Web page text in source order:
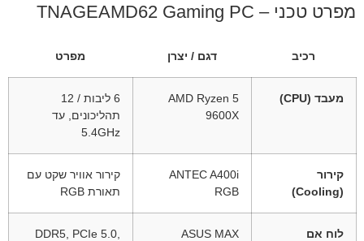
מפרט טכני – TNAGEAMD62 Gaming PC
רכיב דגם / יצרן מפרט
מעבד (CPU)
AMD Ryzen 5
9600X
6 ליבות / 12
תהליכונים, עד
‎5.4GHz‎
קירור
(Cooling)
ANTEC A400i
RGB
קירור אוויר שקט עם
תאורת RGB
לוח אם
ASUS MAX
DDR5, PCIe 5.0,